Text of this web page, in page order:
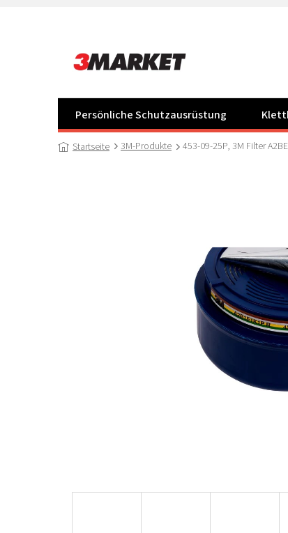
Persönliche Schutzausrüstung
Startseite 3M-Produkte 453-09-25P, 3M Filter